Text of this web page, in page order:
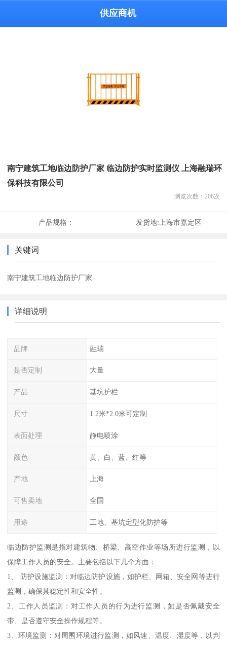
供应商机
南宁建筑工地临边防护厂家 临边防护实时监测仪 上海融瑞环
保科技有限公司
浏览次数： 206次
产品规格： 发货地:上海市嘉定区
关键词
南宁建筑工地临边防护厂家
详细说明
品牌 融瑞
是否定制 大量
产品 基坑护栏
尺寸 1.2米*2.0米可定制
表面处理 静电喷涂
颜色 黄、白、蓝、红等
产地 上海
可售卖地 全国
用途 工地、基坑定型化防护等
临边防护监测是指对建筑物、桥梁、高空作业等场所进行监测，以
保障工作人员的安全。主要包括以下几个方面：
1、 防护设施监测：对临边防护设施，如护栏、网箱、安全网等进行
监测，确保其稳定性和安全性。
2、工作人员监测：对工作人员的行为进行监测，如是否佩戴安全
带、是否遵守安全操作规程等。
3、环境监测：对周围环境进行监测，如风速、温度、湿度等，以判